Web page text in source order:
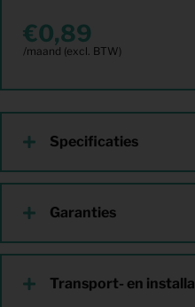
0,89
Specificaties
Garanties
Transport- en